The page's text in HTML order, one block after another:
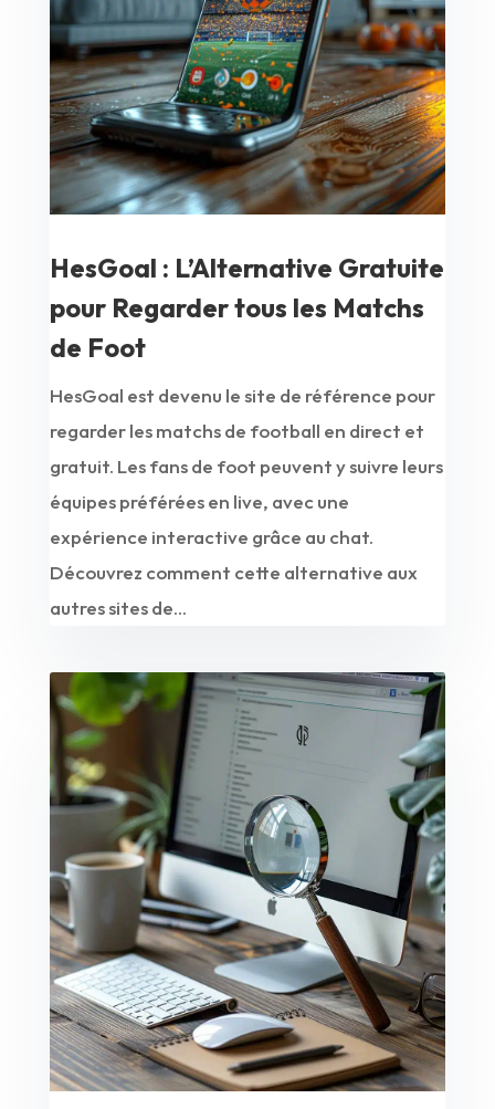
HesGoal : L’Alternative Gratuite
pour Regarder tous les Matchs
de Foot
HesGoal est devenu le site de référence pour
regarder les matchs de football en direct et
gratuit. Les fans de foot peuvent y suivre leurs
équipes préférées en live, avec une
expérience interactive grâce au chat.
Découvrez comment cette alternative aux
autres sites de...